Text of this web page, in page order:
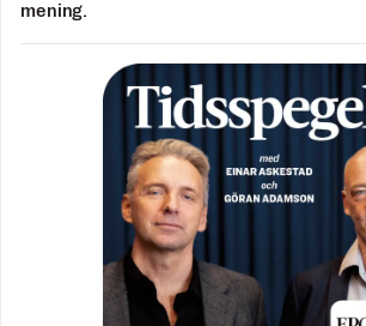
mening.